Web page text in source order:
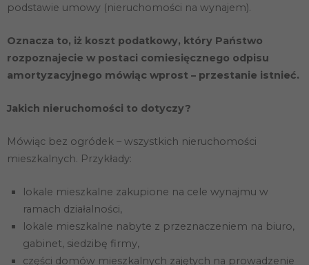
podstawie umowy (nieruchomości na wynajem).
Oznacza to, iż koszt podatkowy, który Państwo
rozpoznajecie w postaci comiesięcznego odpisu
amortyzacyjnego mówiąc wprost – przestanie istnieć.
Jakich nieruchomości to dotyczy?
Mówiąc bez ogródek – wszystkich nieruchomości
mieszkalnych. Przykłady:
lokale mieszkalne zakupione na cele wynajmu w
ramach działalności,
lokale mieszkalne nabyte z przeznaczeniem na biuro,
gabinet, siedzibę firmy,
części domów mieszkalnych zajętych na prowadzenie